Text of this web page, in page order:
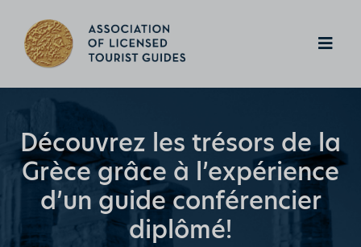
Découvrez les trésors de la
Grèce grâce à l’expérience
d’un guide conférencier
diplômé!